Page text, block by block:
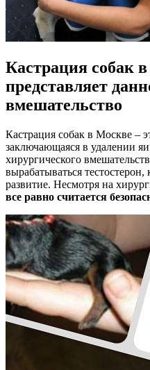
Кастрация собак
представляет
вмешательство
Кастрация собак в Москве –
заключающаяся в удалении
хирургического
вырабатываться
развитие. Несмотря на
все равно считается